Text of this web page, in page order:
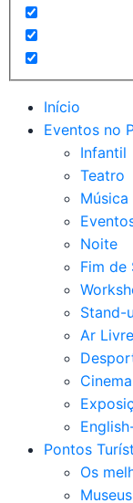
Início
Eventos no
Infantil
Teatro
Música
Noite
Fim de
Stand-
Ar Livre
Cinema
Pontos
Os